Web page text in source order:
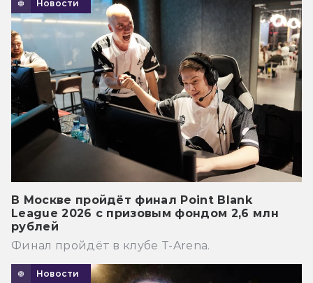
Новости
В Москве пройдёт финал Point Blank
League 2026 с призовым фондом 2,6 млн
рублей
Финал пройдёт в клубе T-Arena.
Новости